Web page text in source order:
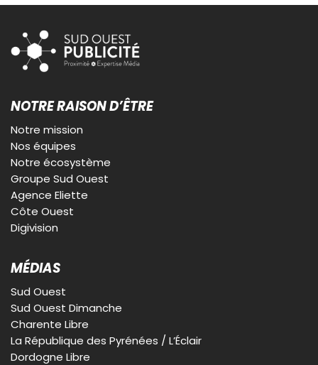
NOTRE RAISON D’ÊTRE
Notre mission
Nos équipes
Notre écosystème
Groupe Sud Ouest
Agence Eliette
Côte Ouest
Digivision
MÉDIAS
Sud Ouest
Sud Ouest Dimanche
Charente Libre
La République des Pyrénées / L’Éclair
Dordogne Libre